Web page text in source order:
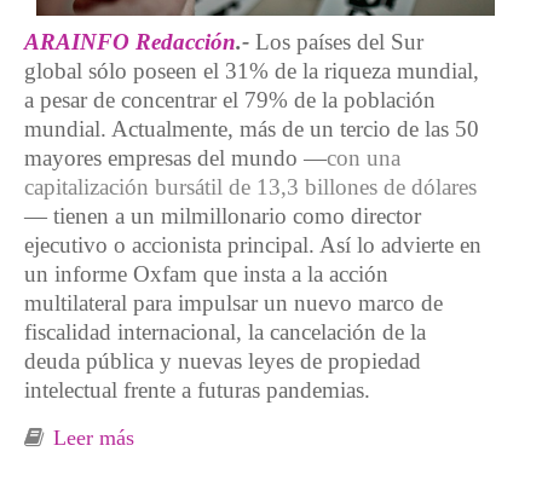
ARAINFO Redacción.- Los países del Sur
global sólo poseen el 31% de la riqueza mundial,
a pesar de concentrar el 79% de la población
mundial. Actualmente, más de un tercio de las 50
mayores empresas del mundo —con una
capitalización bursátil de 13,3 billones de dólares
— tienen a un milmillonario como director
ejecutivo o accionista principal. Así lo advierte en
un informe Oxfam que insta a la acción
multilateral para impulsar un nuevo marco de
fiscalidad internacional, la cancelación de la
deuda pública y nuevas leyes de propiedad
intelectual frente a futuras pandemias.
Leer más